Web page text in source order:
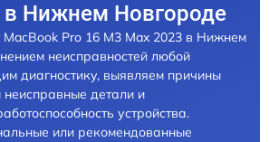
в Нижнем Новгороде
Pro 16 M3 Max 2023 в Нижнем
неисправностей любой
диагностику, выявляем причины
детали и
устройства.
или рекомендованные